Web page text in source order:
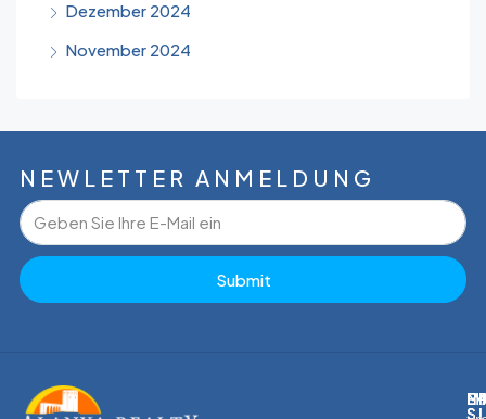
Dezember 2024
November 2024
NEWLETTER ANMELDUNG
Submit